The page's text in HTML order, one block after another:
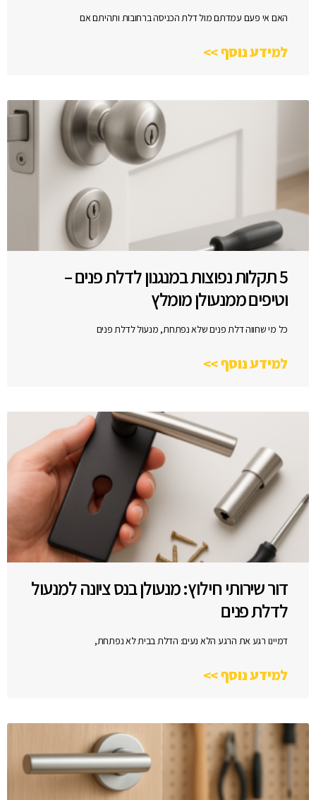
האם אי פעם עמדתם מול דלת הכניסה ברחובות ותהיתם אם
למידע נוסף >>
5 תקלות נפוצות במנגנון לדלת פנים –
וטיפים ממנעולן מומלץ
כל מי שחווה דלת פנים שלא נפתחת, מנעול לדלת פנים
למידע נוסף >>
דור שירותי חילוץ: מנעולן בנס ציונה למנעול
לדלת פנים
דמיינו רגע את הרגע הלא נעים: הדלת בבית לא נפתחת,
למידע נוסף >>